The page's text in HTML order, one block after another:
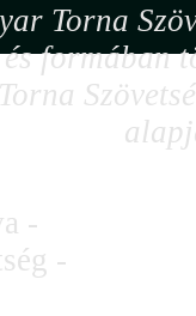
Torna
formában
-
-